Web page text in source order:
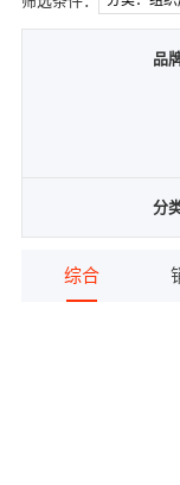
品
分
综合